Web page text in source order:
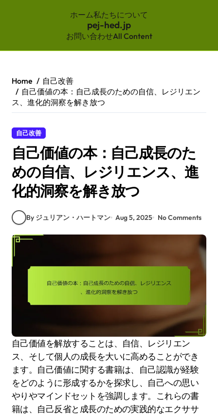
ホーム私たちについて
pej-hed.jp
お問い合わせAll Content
content
Home
自己改善
自己価値の本：自己成長のための自信、レジリエン
ス、進化的洞察を解き放つ
自己改善
自己価値の本：自己成長のた
めの自信、レジリエンス、進
化的洞察を解き放つ
By ジュリアン・ハートマン Aug 5, 2025 No Comments
自己価値を解放することは、自信、レジリエン
ス、そして個人の成長を大いに高めることができ
ます。自己価値に関する書籍は、自己認識が経験
をどのように形成するかを探求し、自己への思い
やりやマインドセットを強調します。これらの書
籍は、自己反省と成長のための実践的なエクササ